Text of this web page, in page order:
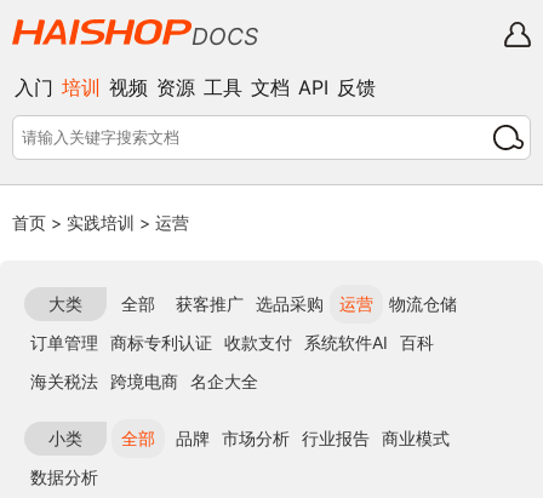
DOCS
入门 培训 视频 资源 工具 文档 API 反馈
首页 > 实践培训 > 运营
大类 全部 获客推广 选品采购 运营
物流仓储
订单管理
商标专利认证 收款支付 系统软件AI
百科
海关税法 跨境电商 名企大全
小类 全部 品牌 市场分析 行业报告 商业模式
数据分析